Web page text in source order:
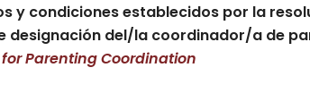
y condiciones establecidos por la
designación del/la coordinador/a de
Parenting Coordination